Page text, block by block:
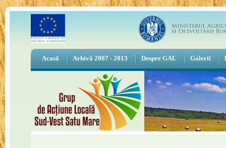
Acasă Arhivă 2007 - 2013 Despre GAL Galerii